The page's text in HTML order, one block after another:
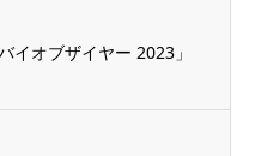
オブザイヤー 2023」